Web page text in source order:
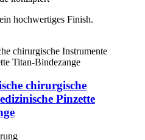
hochwertiges Finish.
chirurgische
Pinzette